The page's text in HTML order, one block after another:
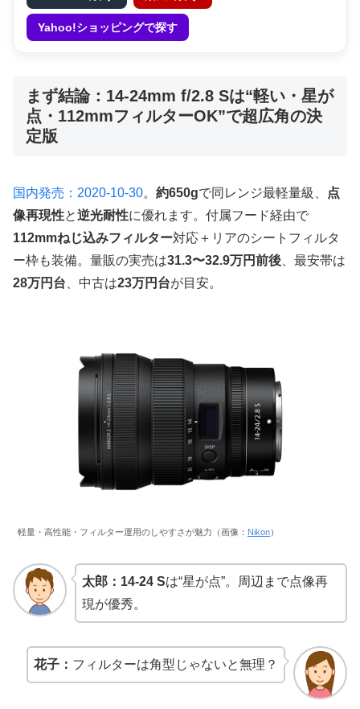
Yahoo!ショッピングで探す
まず結論：14-24mm f/2.8 Sは“軽い・星が
点・112mmフィルターOK”で超広角の決
定版
国内発売：2020-10-30。 約650gで同レンジ最軽量級、
点
像再現性と逆光耐性に優れます。付属フード経由で
112mmねじ込みフィルター対応＋リアのシートフィルタ
ー枠も装備。量販の実売は31.3〜32.9万円前後 、最安帯は
28万円台 、中古は23万円台が目安。
軽量・高性能・フィルター運用のしやすさが魅力（画像： Nikon）
太郎： 14-24 Sは“星が点”。周辺まで点像再
現が優秀。
花子： フィルターは角型じゃないと無理？